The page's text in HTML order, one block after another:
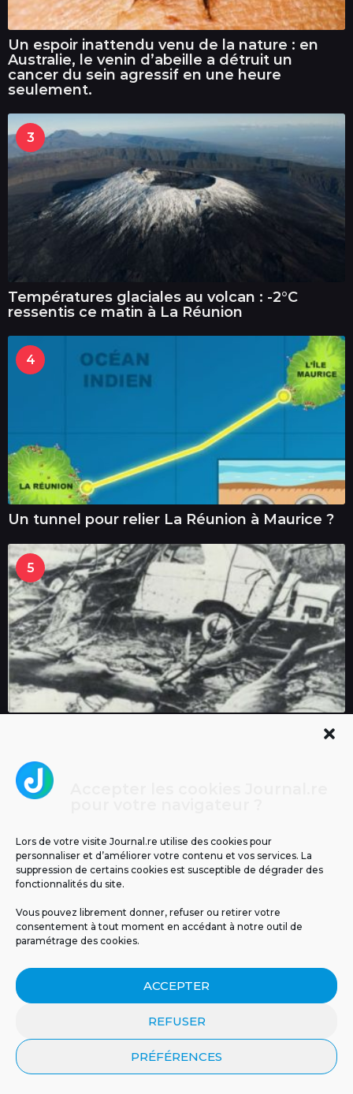
Lors de votre visite Journal.re utilise des cookies pour
personnaliser et d’améliorer votre contenu et vos services. La
suppression de certains cookies est susceptible de dégrader des
fonctionnalités du site.
Vous pouvez librement donner, refuser ou retirer votre
consentement à tout moment en accédant à notre outil de
paramétrage des cookies.
ACCEPTER
REFUSER
PRÉFÉRENCES
Un espoir inattendu venu de la nature : en
Australie, le venin d’abeille a détruit un
cancer du sein agressif en une heure
seulement.
3
Températures glaciales au volcan : -2°C
ressentis ce matin à La Réunion
4
Un tunnel pour relier La Réunion à Maurice ?
5
météorologique
de la nature :...
à méningocoque chez un...